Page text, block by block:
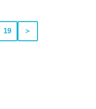
19 ＞